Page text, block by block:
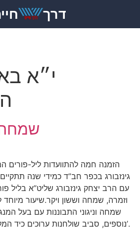
דרך
י״א
הזמנה חמה להתוועדות ליל-פורים
גינזבורג בכפר חב”ד כמידי שנה
עם הרב יצחק גינזבורג שליט”א בליל
וזמרה, שמחה וששון ויקר.שיעור מיוחד
שמחה וניגוני התבוננות עם בעל
נוספים, סביב שולחנות ערוכים כיד